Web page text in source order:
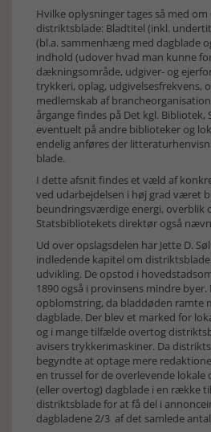
Hvilke oplysninger tages så med
distriktsblade: Bladtitel (inkl.
(bl.a. sammenhæng med dagblade
indhold (udover hvad man kunne
dækningsområde, udgiver- og
trykkeri, oplag, udgivelsesfrekvens,
medlemskab af
årgange findes på Det kgl.
eventuelt på andre biblioteker og
endelig anføres der
blade.
I dette afsnit findes et væld af
ved udarbejdelsen i høj grad været
beundringsværdige energi, overblik
Statsbibliotekets direktør også
Ud over opslagsdelen har Jette D.
indledende kapitel om
udvikling. De opstod i
1890 også i provinsens mindre byer.
opblomstring, da bladdøden ramte
dagblade. Der blev et marked for
og i mange tilfælde overtog
avisers trykkerimaskiner. Da
begyndte at optage mere
en trussel for de overlevende lokale
(eller overtog) dagblade i en række
distriktsblade for at få del i
dagbladene 2/3 af det samlede